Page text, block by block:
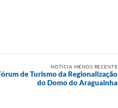
NOTÍCIA MENOS RECENTE
de Turismo da Regionalização
do Domo do Araguainha